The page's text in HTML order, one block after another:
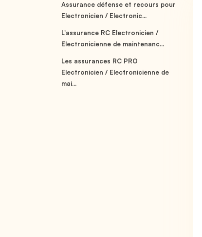
Assurance défense et recours pour
Electronicien / Electronic...
L'assurance RC Electronicien /
Electronicienne de maintenanc...
Les assurances RC PRO
Electronicien / Electronicienne de
mai...